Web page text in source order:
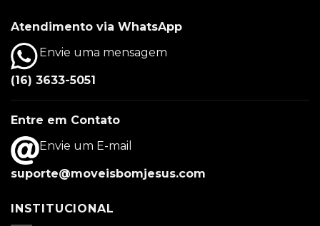
Atendimento via WhatsApp
Envie uma mensagem
(16) 3633-5051
Entre em Contato
Envie um E-mail
suporte@moveisbomjesus.com
INSTITUCIONAL